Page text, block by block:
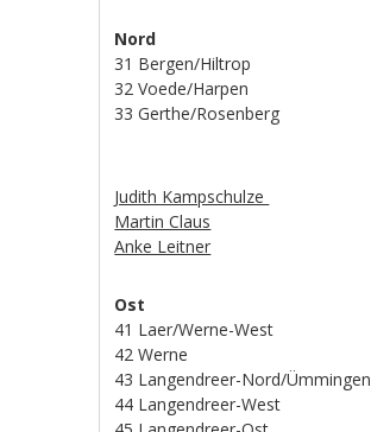
Nord
31 Bergen/Hiltrop
32 Voede/Harpen
33 Gerthe/Rosenberg
Judith Kampschulze
Martin Claus
Anke Leitner
Ost
41 Laer/Werne-West
42 Werne
43 Langendreer-Nord/Ümmingen
44 Langendreer-West